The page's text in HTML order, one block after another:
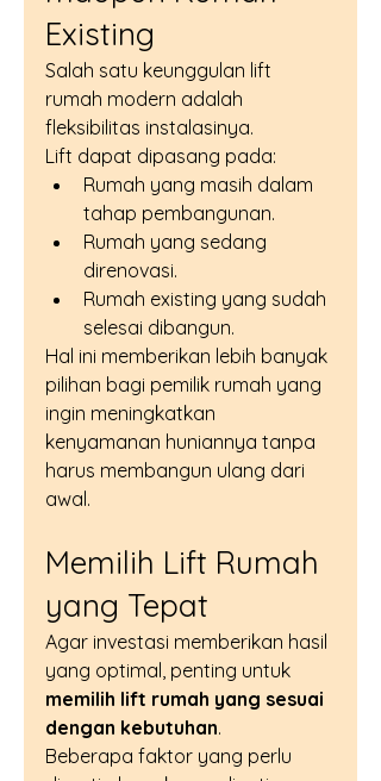
Existing
Salah satu keunggulan lift
rumah modern adalah
fleksibilitas instalasinya.
Lift dapat dipasang pada:
Rumah yang masih dalam
tahap pembangunan.
Rumah yang sedang
direnovasi.
Rumah existing yang sudah
selesai dibangun.
Hal ini memberikan lebih banyak
pilihan bagi pemilik rumah yang
ingin meningkatkan
kenyamanan huniannya tanpa
harus membangun ulang dari
awal.
Memilih Lift Rumah
yang Tepat
Agar investasi memberikan hasil
yang optimal, penting untuk
memilih lift rumah yang sesuai
dengan kebutuhan.
Beberapa faktor yang perlu